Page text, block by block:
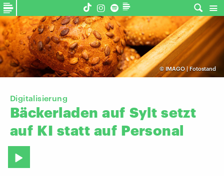
©IMAGO | Fotostand
Digitalisierung
Bäckerladen auf Sylt setzt
auf KI statt auf Personal